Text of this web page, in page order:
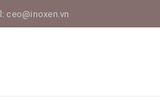
ceo@inoxen.vn